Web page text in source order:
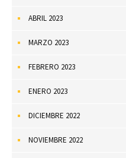
ABRIL 2023
MARZO 2023
FEBRERO 2023
ENERO 2023
DICIEMBRE 2022
NOVIEMBRE 2022